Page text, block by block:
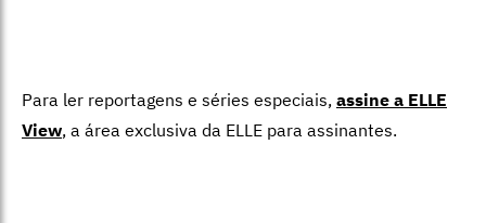
Para ler reportagens e séries especiais, assine a ELLE
View, a área exclusiva da ELLE para assinantes.